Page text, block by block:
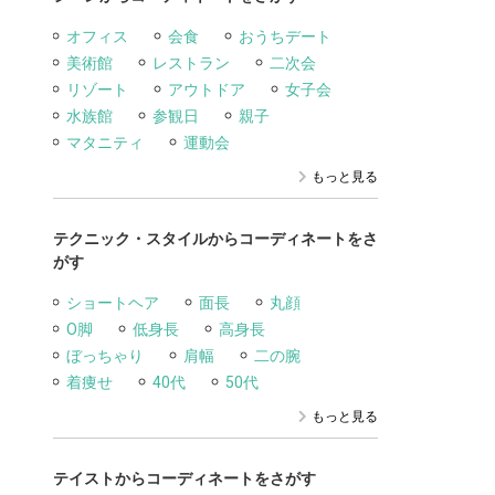
オフィス 会食
おうちデート
美術館
レストラン
二次会
リゾート
アウトドア
女子会
水族館
参観日
親子
マタニティ
運動会
もっと見る
テクニック・スタイルからコーディネートをさ
がす
ショートヘア 面長
丸顔
O脚
低身長
高身長
ぼっちゃり
肩幅
二の腕
着痩せ
40代 50代
もっと見る
テイストからコーディネートをさがす